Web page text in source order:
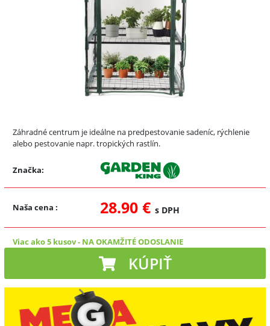
Záhradné centrum je ideálne na predpestovanie sadeníc, rýchlenie
alebo pestovanie napr. tropických rastlín.
Značka:
Naša cena : 28.90 € s DPH
Viac ako 5 kusov- NA OKAMŽITÉ ODOSLANIE
KÚPIŤ